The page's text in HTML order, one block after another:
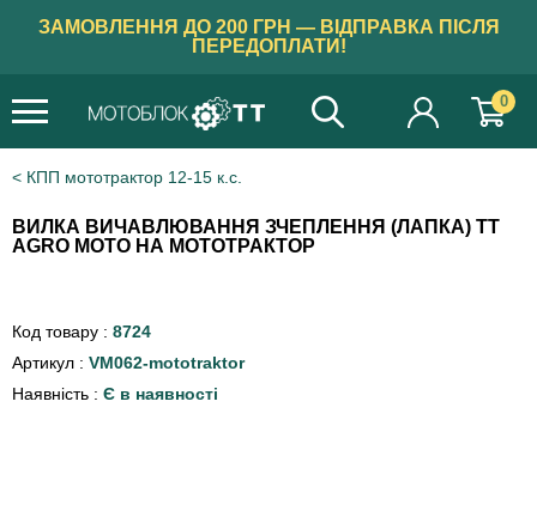
ЗАМОВЛЕННЯ ДО 200 ГРН — ВІДПРАВКА ПІСЛЯ
ПЕРЕДОПЛАТИ!
0
КПП мототрактор 12-15 к.с.
ВИЛКА ВИЧАВЛЮВАННЯ ЗЧЕПЛЕННЯ (ЛАПКА) TT
AGRO MOTO НА МОТОТРАКТОР
Код товару : 8724
Артикул : VM062-mototraktor
Наявність : Є в наявності